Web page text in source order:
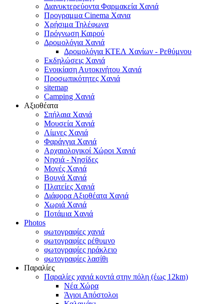
Διανυκτερεύοντα Φαρμακεία Χανιά
Προγραμμα Cinema Χανια
Χρήσιμα Τηλέφωνα
Πρόγνωση Καιρού
Δρομολόγια Χανιά
Δρομολόγια ΚΤΕΛ Χανίων - Ρεθύμνου
Εκδηλώσεις Χανιά
Ενοικίαση Αυτοκινήτου Χανιά
Προσωπικότητες Χανιά
sitemap
Camping Χανιά
Αξιοθέατα
Σπήλαια Χανιά
Μουσεία Χανιά
Λίμνες Χανιά
Φαράγγια Χανιά
Αρχαιολογικοί Χώροι Χανιά
Νησιά - Νησίδες
Μονές Χανιά
Βουνά Χανιά
Πλατείες Χανιά
Διάφορα Αξιοθέατα Χανιά
Χωριά Χανιά
Ποτάμια Χανιά
Photos
φωτογραφίες χανιά
φωτογραφίες ρέθυμνο
φωτογραφίες ηράκλειο
φωτογραφίες λασίθι
Παραλίες
Παραλίες χανιά κοντά στην πόλη (έως 12km)
Νέα Χώρα
Άγιοι Απόστολοι